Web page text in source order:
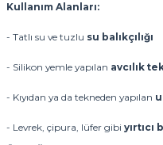
Kullanım Alanları:
- Tatlı su ve tuzlu su balıkçılığı
- Silikon yemle yapılan avcılık
- Kıyıdan ya da tekneden yapılan
- Levrek, çipura, lüfer gibi yırtıcı